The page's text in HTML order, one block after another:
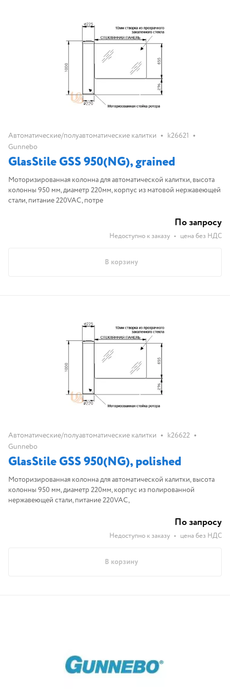
Автоматические/полуавтоматические калитки • k26621 •
Gunnebo
GlasStile GSS 950(NG), grained
Моторизированная колонна для автоматической калитки, высота
колонны 950 мм, диаметр 220мм, корпус из матовой нержавеющей
стали, питание 220VAC, потре
По запросу
Недоступно к заказу • цена без НДС
В корзину
Автоматические/полуавтоматические калитки • k26622 •
Gunnebo
GlasStile GSS 950(NG), polished
Моторизированная колонна для автоматической калитки, высота
колонны 950 мм, диаметр 220мм, корпус из полированной
нержавеющей стали, питание 220VAC,
По запросу
Недоступно к заказу • цена без НДС
В корзину